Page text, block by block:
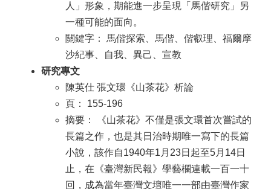
人」形象，期能進一步呈現「馬偕研究」另
一種可能的面向。
關鍵字： 馬偕探索、馬偕、偕叡理、福爾摩
沙紀事、自我、異己、宣教
研究專文
陳英仕 張文環《山茶花》析論
頁： 155-196
摘要： 《山茶花》不僅是張文環首次嘗試的
長篇之作，也是其日治時期唯一寫下的長篇
小說，該作自1940年1月23日起至5月14日
止，在《臺灣新民報》學藝欄連載一百一十
回，成為當年臺灣文壇唯一一部由臺灣作家